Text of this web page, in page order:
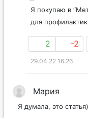
Я покупаю в
для
2 -2
29.04.22 16:26
Мария
Я думала, это